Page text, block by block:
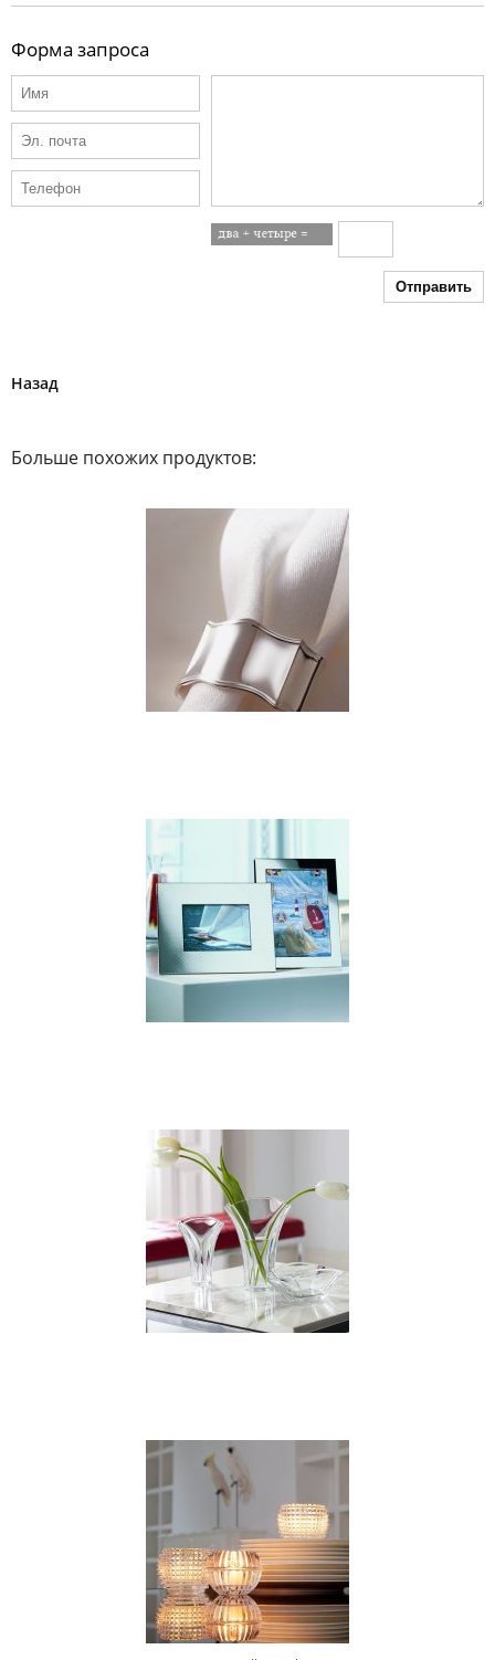
Форма запроса
Отправить
Назад
Больше похожих продуктов: